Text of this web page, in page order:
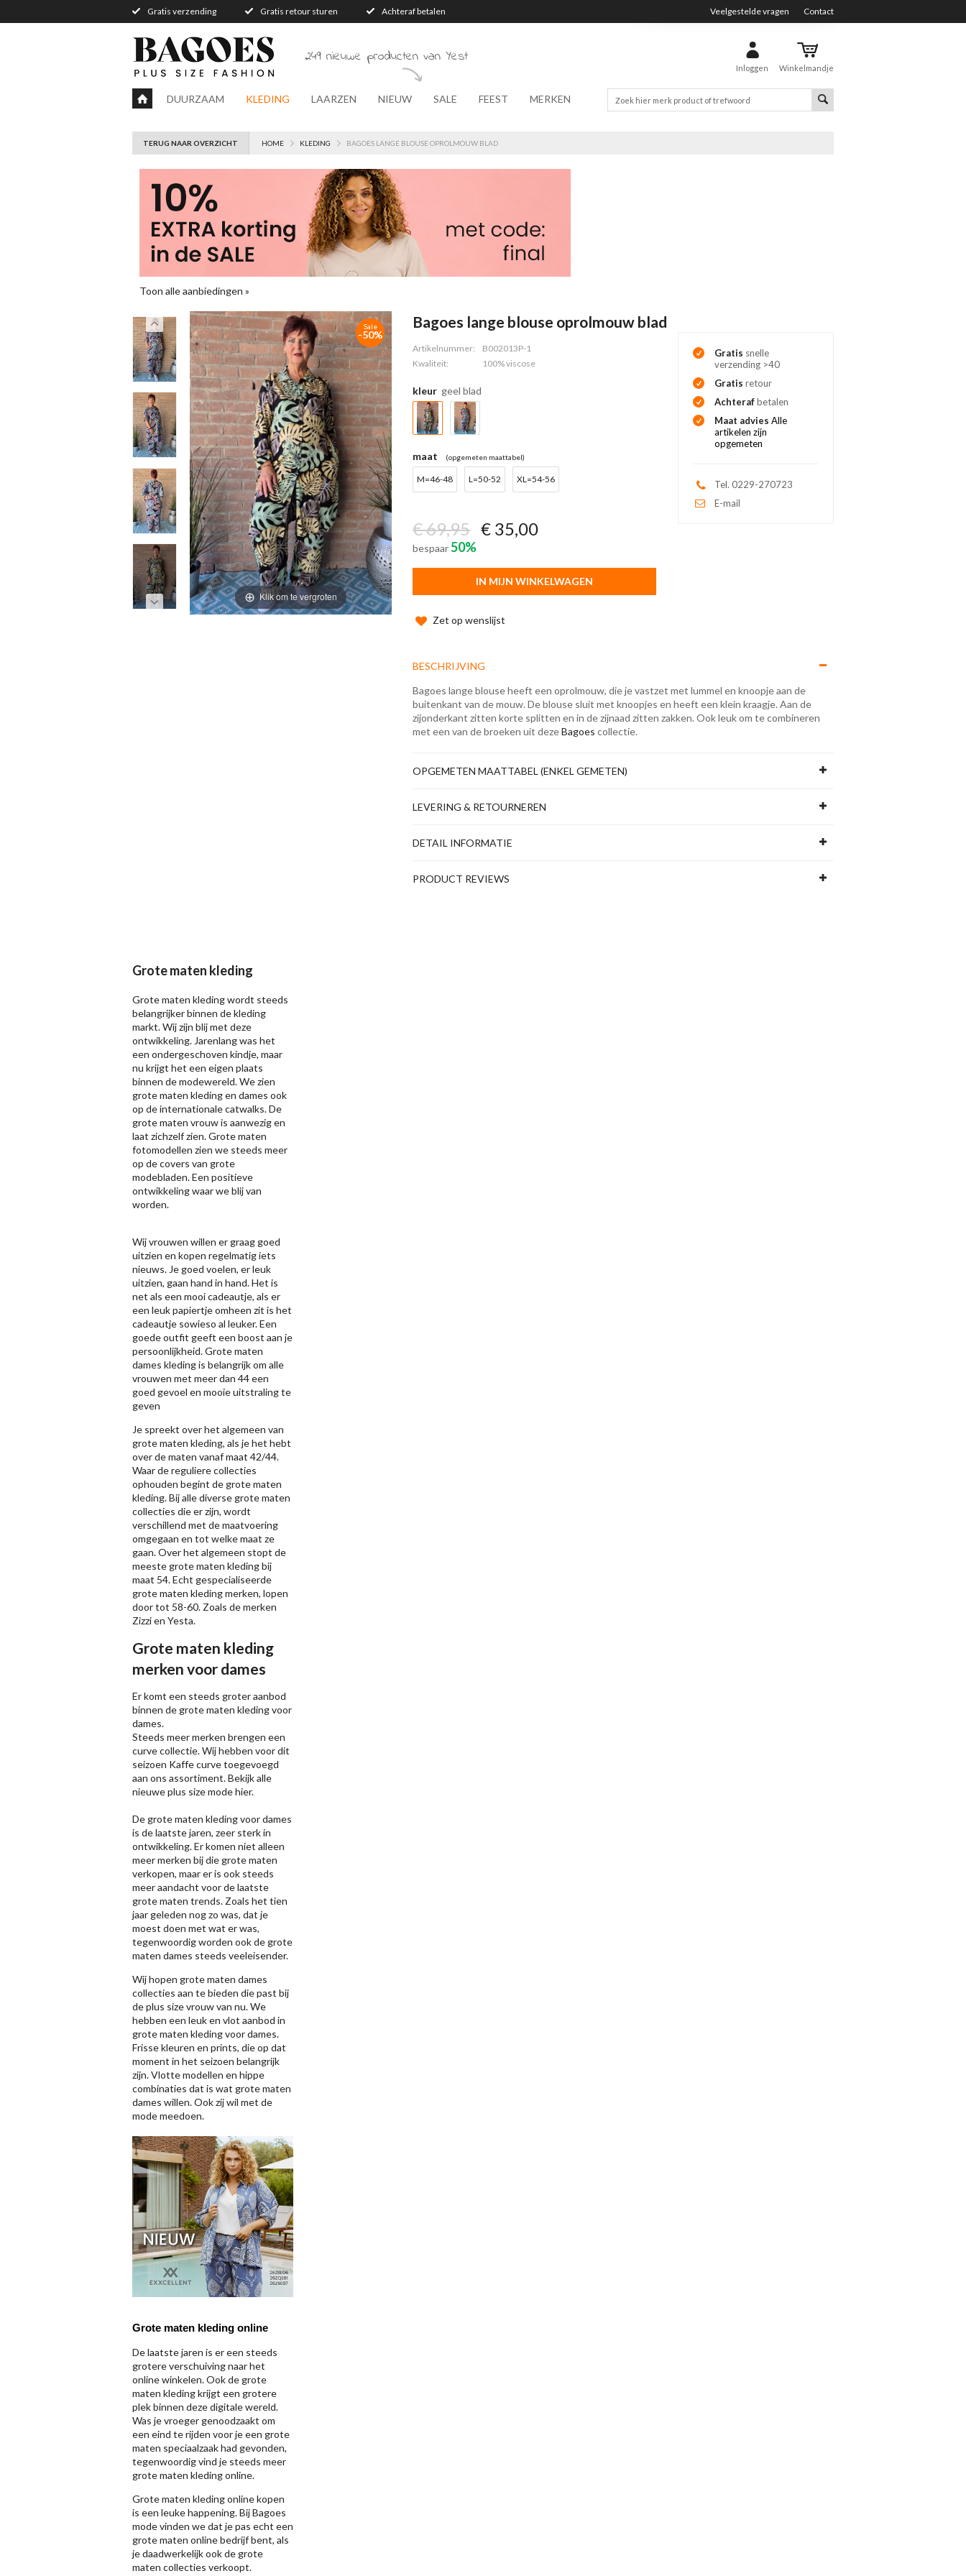
Gratis verzending Gratis retour sturen Achteraf betalen Veelgestelde vragen Contact
Inloggen Winkelmandje
249 nieuwe producten van Yest
DUURZAAM KLEDING LAARZEN NIEUW SALE FEEST MERKEN
TERUG NAAR OVERZICHT HOME KLEDING BAGOES LANGE BLOUSE OPROLMOUW BLAD
Toon alle aanbiedingen »
Klik om te vergroten
Sale
-50%
Bagoes lange blouse oprolmouw blad
Artikelnummer:
B002013P-1
Kwaliteit:
100% viscose
kleur geel blad
maat (opgemeten maattabel)
M=46-48 L=50-52 XL=54-56
€ 69,95 € 35,00
bespaar50%
IN MIJN WINKELWAGEN
Zet op wenslijst
Gratis snelle
verzending >40
Gratis retour
Achterafbetalen
Maat adviesAlle
artikelen zijn
opgemeten
Tel. 0229-270723
E-mail
BESCHRIJVING
Bagoes lange blouse heeft een oprolmouw, die je vastzet met lummel en knoopje aan de
buitenkant van de mouw. De blouse sluit met knoopjes en heeft een klein kraagje. Aan de
zijonderkant zitten korte splitten en in de zijnaad zitten zakken. Ook leuk om te combineren
met een van de broeken uit dezeBagoes collectie.
OPGEMETEN MAATTABEL (ENKEL GEMETEN)
LEVERING & RETOURNEREN
DETAIL INFORMATIE
PRODUCT REVIEWS
Grote maten kleding
Grote maten kleding wordt steeds
belangrijker binnen de kleding
markt. Wij zijn blij met deze
ontwikkeling. Jarenlang was het
een ondergeschoven kindje, maar
nu krijgt het een eigen plaats
binnen de modewereld. We zien
grote maten kleding en dames ook
op de internationale catwalks. De
grote maten vrouw is aanwezig en
laat zichzelf zien. Grote maten
fotomodellen zien we steeds meer
op de covers van grote
modebladen. Een positieve
ontwikkeling waar we blij van
worden.
Wij vrouwen willen er graag goed
uitzien en kopen regelmatig iets
nieuws. Je goed voelen, er leuk
uitzien, gaan hand in hand. Het is
net als een mooi cadeautje, als er
een leuk papiertje omheen zit is het
cadeautje sowieso al leuker. Een
goede outfit geeft een boost aan je
persoonlijkheid. Grote maten
dames kleding is belangrijk om alle
vrouwen met meer dan 44 een
goed gevoel en mooie uitstraling te
geven
Je spreekt over het algemeen van
grote maten kleding, als je het hebt
over de maten vanaf maat 42/44.
Waar de reguliere collecties
ophouden begint de grote maten
kleding. Bij alle diverse grote maten
collecties die er zijn, wordt
verschillend met de maatvoering
omgegaan en tot welke maat ze
gaan. Over het algemeen stopt de
meeste grote maten kleding bij
maat 54. Echt gespecialiseerde
grote maten kleding merken, lopen
door tot 58-60. Zoals de merken
Zizzien Yesta.
Grote maten kleding
merken voor dames
Er komt een steeds groter aanbod
binnen de grote maten kleding voor
dames.
Steeds meer merken brengen een
curve collectie. Wij hebben voor dit
seizoen Kaffecurve toegevoegd
aan ons assortiment. Bekijk alle
nieuweplus size modehier.
De grote maten kleding voor dames
is de laatste jaren, zeer sterk in
ontwikkeling. Er komen niet alleen
meer merken bij die grote maten
verkopen, maar er is ook steeds
meer aandacht voor de laatste
grote maten trends. Zoals het tien
jaar geleden nog zo was, dat je
moest doen met wat er was,
tegenwoordig worden ook de grote
maten dames steeds veeleisender.
Wij hopen grote maten dames
collecties aan te bieden die past bij
de plus size vrouw van nu. We
hebben een leuk en vlot aanbod in
grote maten kleding voor dames.
Frisse kleuren en prints, die op dat
moment in het seizoen belangrijk
zijn. Vlotte modellen en hippe
combinaties dat is wat grote maten
dames willen. Ook zij wil met de
mode meedoen.
Grote maten kleding online
De laatste jaren is er een steeds
grotere verschuiving naar het
online winkelen. Ook de grote
maten kleding krijgt een grotere
plek binnen deze digitale wereld.
Was je vroeger genoodzaakt om
een eind te rijden voor je een grote
maten speciaalzaak had gevonden,
tegenwoordig vind je steeds meer
grote maten kleding online.
Grote maten kleding online kopen
is een leuke happening. Bij Bagoes
mode vinden we dat je pas echt een
grote maten online bedrijf bent, als
je daadwerkelijk ook de grote
maten collecties verkoopt.